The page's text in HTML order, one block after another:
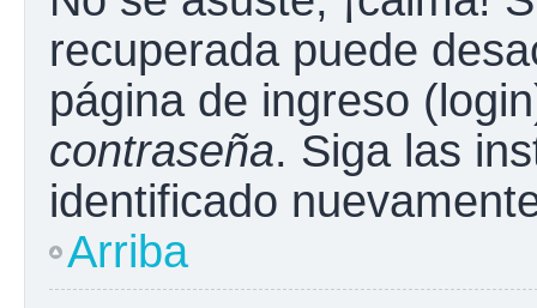
recuperada puede
página de ingreso
contraseña. Siga las
identificado
Arriba